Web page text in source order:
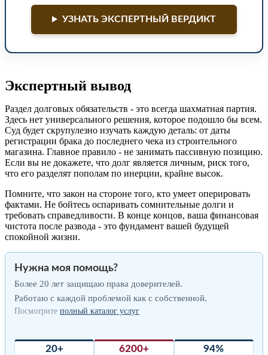
УЗНАТЬ ЭКСПЕРТНЫЙ ВЕРДИКТ
Экспертный вывод
Раздел долговых обязательств - это всегда шахматная партия.
Здесь нет универсального решения, которое подошло бы всем.
Суд будет скрупулезно изучать каждую деталь: от даты
регистрации брака до последнего чека из строительного
магазина. Главное правило - не занимать пассивную позицию.
Если вы не докажете, что долг является личным, риск того,
что его разделят пополам по инерции, крайне высок.
Помните, что закон на стороне того, кто умеет оперировать
фактами. Не бойтесь оспаривать сомнительные долги и
требовать справедливости. В конце концов, ваша финансовая
чистота после развода - это фундамент вашей будущей
спокойной жизни.
Нужна моя помощь?
Более 20 лет защищаю права доверителей.
Работаю с каждой проблемой как с собственной.
Посмотрите полный каталог услуг
20+ 6200+ 94%